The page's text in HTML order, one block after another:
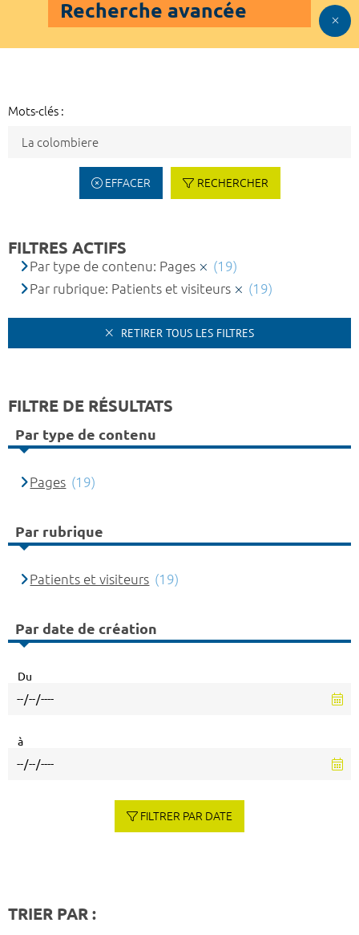
Recherche avancée
Mots-clés :
EFFACER RECHERCHER
FILTRES ACTIFS
Par type de contenu: Pages
(19)
Par rubrique: Patients et visiteurs
(19)
RETIRER TOUS LES FILTRES
FILTRE DE RÉSULTATS
Par type de contenu
Pages (19)
Par rubrique
Patients et visiteurs (19)
Par date de création
Du
à
FILTRER PAR DATE
TRIER PAR :